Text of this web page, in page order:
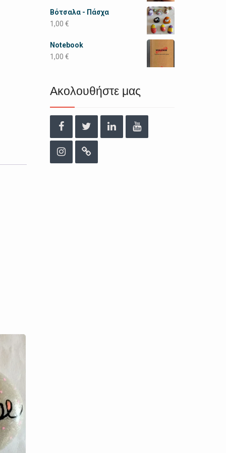
Βότσαλα - Πάσχα
1,00 €
Notebook
1,00 €
Ακολουθήστε μας
FacebookTwitter LinkedinYouTube
Instagram
URL